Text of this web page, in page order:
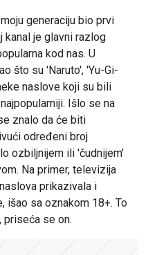
generaciju bio prvi
kanal je glavni razlog
kod nas. U
što su 'Naruto', 'Yu-Gi-
naslove koji su bili
Išlo se na
znalo da će biti
određeni broj
ozbiljnijem ili 'čudnijem'
Na primer, televizija
prikazivala i
išao sa oznakom 18+. To
priseća se on.